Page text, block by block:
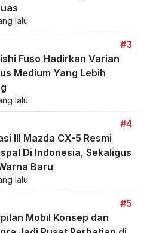
lalu
#3
Fuso Hadirkan Varian
Medium Yang Lebih
lalu
#4
III Mazda CX-5 Resmi
Di Indonesia, Sekaligus
Baru
lalu
#5
Mobil Konsep dan